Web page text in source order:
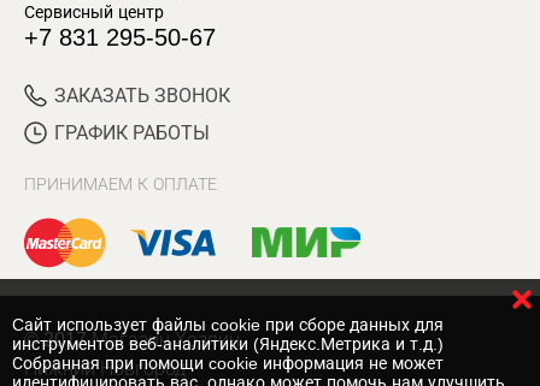
Сервисный центр
+7 831 295-50-67
ЗАКАЗАТЬ ЗВОНОК
ГРАФИК РАБОТЫ
ПРИНИМАЕМ К ОПЛАТЕ
© 2017 Магазин Хозяин
Нижний Новгород
Cайт использует файлы cookie при сборе данных для
инструментов веб-аналитики (Яндекс.Метрика и т.д.)
Собранная при помощи cookie информация не может